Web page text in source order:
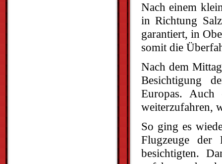
Nach einem
in Richtung
garantiert, in
somit die
Nach dem
Besichtigung
Europas. Auch
weiterzufahren,
So ging es
Flugzeuge
besichtigten.